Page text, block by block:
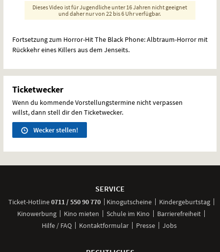
Dieses Video ist für Jugendliche unter 16 Jahren nicht geeignet
und daher nur von 22 bis 6 Uhr verfügbar.
Fortsetzung zum Horror-Hit The Black Phone: Albtraum-Horror mit
Rückkehr eines Killers aus dem Jenseits.
Ticketwecker
Wenn du kommende Vorstellungstermine nicht verpassen
willst, dann stell dir den Ticketwecker.
Wecker stellen!
SERVICE
Ticket-Hotline0711 / 550 90 770anrufen
Kinogutscheine
Kindergeburtstag
Kinowerbung
Kino mieten Schule im Kino
Barrierefreiheit
Hilfe / FAQ
Kontaktformular Presse Jobs